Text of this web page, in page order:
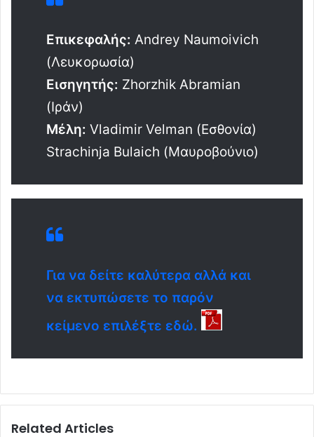
Επικεφαλής: Andrey Naumoivich
(Λευκορωσία)
Εισηγητής: Zhorzhik Abramian
(Ιράν)
Μέλη: Vladimir Velman (Εσθονία)
Strachinja Bulaich (Μαυροβούνιο)
Για να δείτε καλύτερα αλλά και
να εκτυπώσετε το παρόν
κείμενο επιλέξτε εδώ.
Related Articles